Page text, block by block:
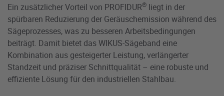
Ein zusätzlicher Vorteil von PROFIDUR® liegt in der
spürbaren Reduzierung der Geräuschemission während des
Sägeprozesses, was zu besseren Arbeitsbedingungen
beiträgt. Damit bietet das WIKUS-Sägeband eine
Kombination aus gesteigerter Leistung, verlängerter
Standzeit und präziser Schnittqualität – eine robuste und
effiziente Lösung für den industriellen Stahlbau.